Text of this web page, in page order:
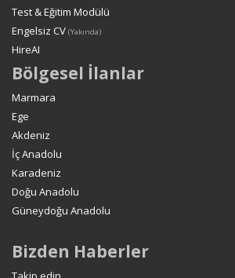
Test & Eğitim Modülü
Engelsiz CV (Yakında)
HireAI
Bölgesel İlanlar
Marmara
Ege
Akdeniz
İç Anadolu
Karadeniz
Doğu Anadolu
Güneydoğu Anadolu
Bizden Haberler